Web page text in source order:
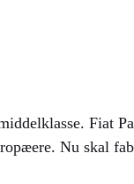
Fiat
Nu skal